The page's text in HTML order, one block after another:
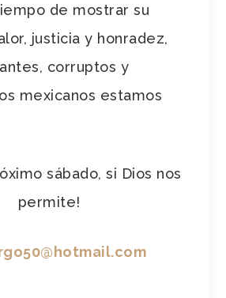
de mostrar su
justicia y honradez,
corruptos y
mexicanos estamos
sábado, si Dios nos
permite!